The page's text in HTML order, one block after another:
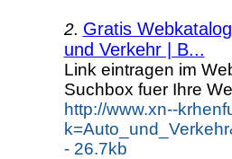
2. Gratis
und Verkehr | B...
Link eintragen im
Suchbox fuer Ihre
http://www.xn--
- 26.7kb